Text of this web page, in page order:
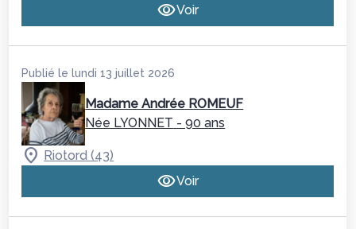
Voir
Publié le lundi 13 juillet 2026
Madame Andrée ROMEUF
Née LYONNET - 90 ans
Riotord (43)
Voir